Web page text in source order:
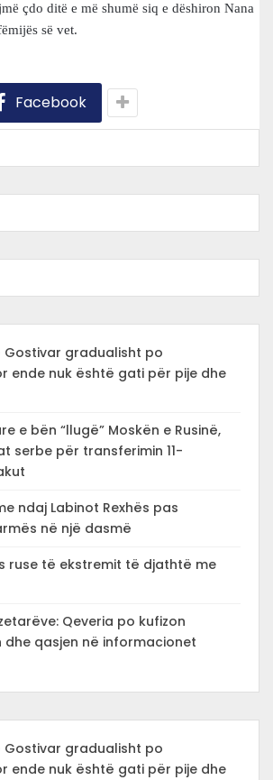
çdo ditë e më shumë siq e dëshiron Nana
së vet.
Facebook
Gostivar gradualisht po
ende nuk është gati për pije dhe
e bën “llugë” Moskën e Rusinë,
serbe për transferimin 11-
ndaj Labinot Rexhës pas
në një dasmë
ruse të ekstremit të djathtë me
Qeveria po kufizon
qasjen në informacionet
Gostivar gradualisht po
ende nuk është gati për pije dhe